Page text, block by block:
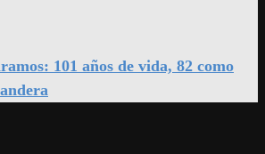
101 años de vida, 82 como